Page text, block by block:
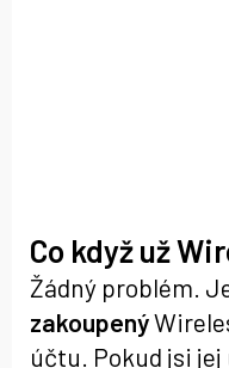
Co když už
Žádný problém.
zakoupený
účtu. Pokud jsi